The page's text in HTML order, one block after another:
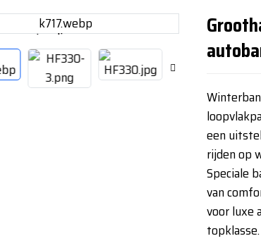
Loading...
Loading...
een
rijden op
Speciale
van
voor luxe
topklasse.